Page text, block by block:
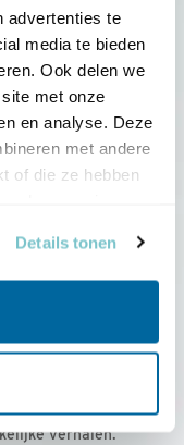
advertenties te
media te bieden
Ook delen we
met onze
en analyse. Deze
met andere
of die ze hebben
Details tonen
per jaar
met
verhalen.